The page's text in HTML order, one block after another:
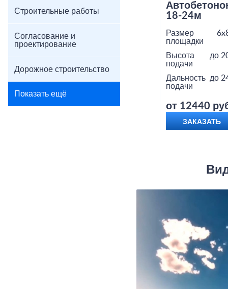
Строительные работы
Согласование и
проектирование
Дорожное строительство
Показать ещё
18-24м
Размер
площадки
Высота
подачи
до
Дальность
подачи
до
от 12440
ЗАКАЗАТЬ